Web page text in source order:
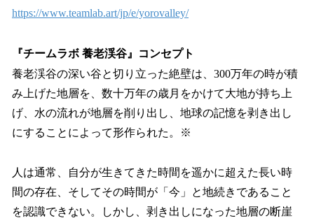
https://www.teamlab.art/jp/e/yorovalley/
『チームラボ 養老渓谷』コンセプト
養老渓谷の深い谷と切り立った絶壁は、300万年の時が積
み上げた地層を、数十万年の歳月をかけて大地が持ち上
げ、水の流れが地層を削り出し、地球の記憶を剥き出し
にすることによって形作られた。※
人は通常、自分が生きてきた時間を遥かに超えた長い時
間の存在、そしてその時間が「今」と地続きであること
を認識できない。しかし、剥き出しになった地層の断崖